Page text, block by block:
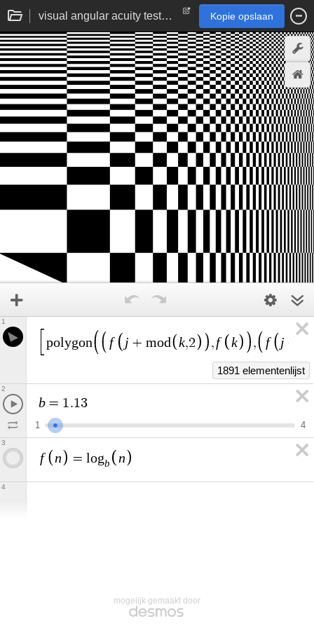
visual angular acuity test (varying-size grid) Kopie opslaan
polygon f j + mod k,2 , f k , f j +
1891 elementenlijst
1
b = 1.13
1 4
2
f n = logb n
3
4
mogelijk gemaakt door